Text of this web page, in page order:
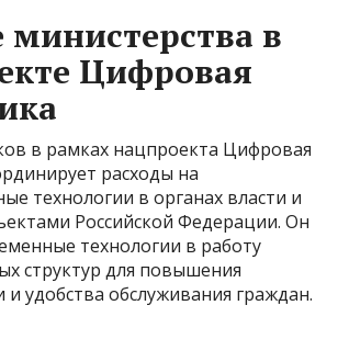
министерства в
Цифровая
в рамках нацпроекта Цифровая
расходы на
технологии в органах власти и
Российской Федерации. Он
технологии в работу
структур для повышения
и удобства обслуживания граждан.